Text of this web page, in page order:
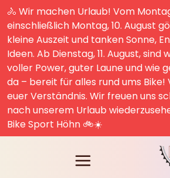
🚴 Wir machen Urlaub! Vom
einschließlich Montag, 10. August
kleine Auszeit und tanken Sonne,
Ideen. Ab Dienstag, 11. August, sind
voller Power, guter Laune und wie
da – bereit für alles rund ums Bike!
euer Verständnis. Wir freuen uns
nach unserem Urlaub
Bike Sport Höhn 🚲☀️